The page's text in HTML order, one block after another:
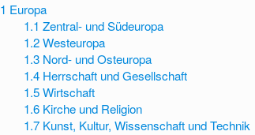
1 Europa
1.1 Zentral- und Südeuropa
1.2 Westeuropa
1.3 Nord- und Osteuropa
1.4 Herrschaft und Gesellschaft
1.5 Wirtschaft
1.6 Kirche und Religion
1.7 Kunst, Kultur, Wissenschaft und Technik